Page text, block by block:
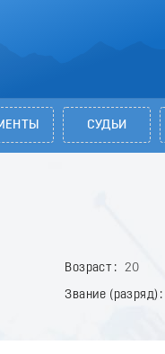
СУДЬИ
Возраст
20
Звание (разряд)